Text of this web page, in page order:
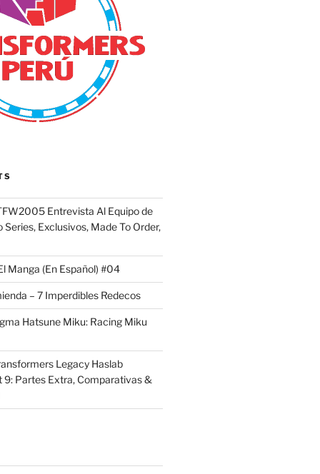
Entrevista Al Equipo de
Series, Exclusivos, Made To Order,
Manga (En Español) #04
– 7 Imperdibles Redecos
Hatsune Miku: Racing Miku
Legacy Haslab
9: Partes Extra, Comparativas &